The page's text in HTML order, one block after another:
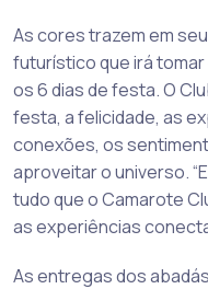
As cores trazem em
futurístico que irá
os 6 dias de festa. O
festa, a felicidade, as
conexões, os
aproveitar o universo.
tudo que o Camarote
as experiências
As entregas dos